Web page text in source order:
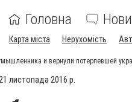
Головна
Карта міста Нерухомість
и вернули потерпевшей
листопада 2016 р.